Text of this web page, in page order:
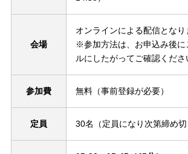
会場
オンラインによる配信となり
※参加方法は、お申込み後に
ルにしたがってご確認くださ
参加費 無料（事前登録が必要）
定員 30名（定員になり次第締め切